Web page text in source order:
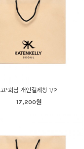
고*희님 개인결제창 1/2
17,200원